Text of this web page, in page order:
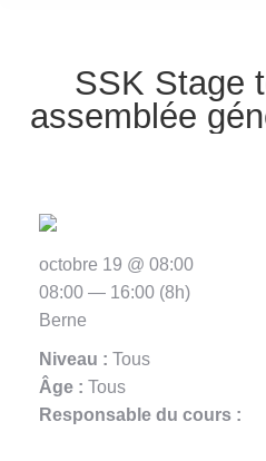
SSK Stage
assemblée
Niveau : Tous
Âge : Tous
Responsable du cours :
octobre 19 @ 08:00
08:00 — 16:00 (8h)
Berne